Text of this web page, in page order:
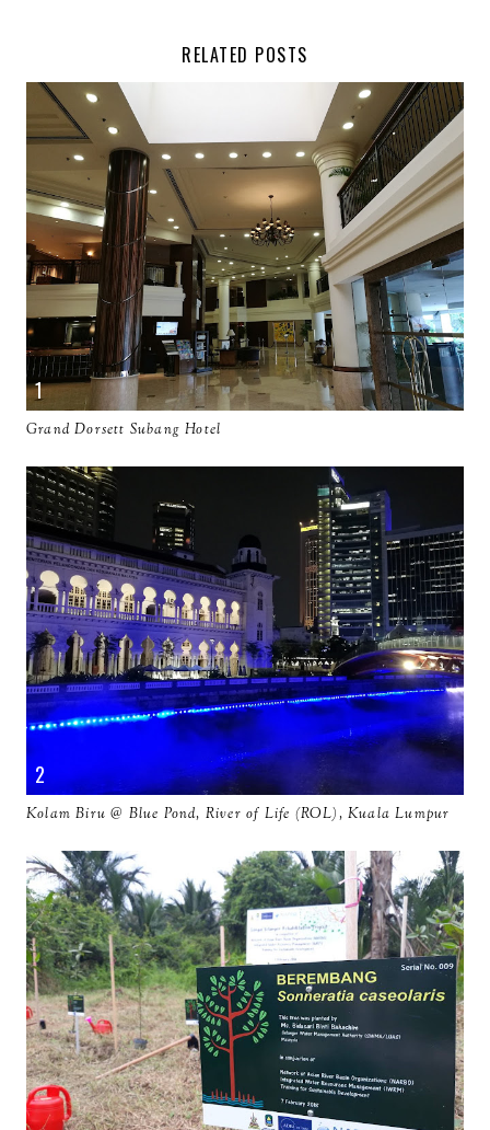
RELATED POSTS
Grand Dorsett Subang Hotel
Kolam Biru @ Blue Pond, River of Life (ROL), Kuala Lumpur